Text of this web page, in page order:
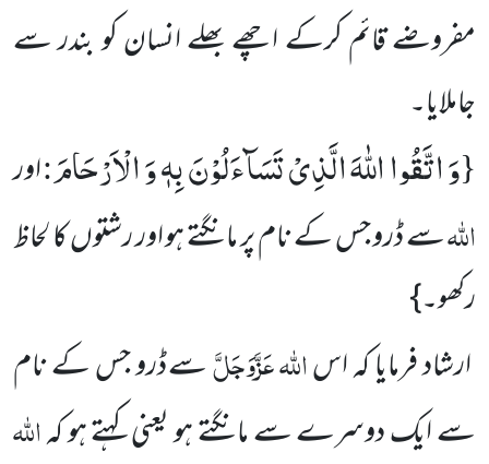
مفروضے قائم کرکے اچھے بھلے انسان کو بندر سے
جاملایا۔
{وَ اتَّقُوا اللّٰهَ الَّذِیْ تَسَآءَلُوْنَ بِهٖ وَ الْاَرْحَامَ:اور
اللہسے ڈرو جس کے نام پر مانگتے ہو اور رشتوں کا لحاظ
رکھو۔}
ارشاد فرمایا کہ اساللہعَزَّوَجَلَّسے ڈرو جس کے نام
سے ایک دوسرے سے مانگتے ہو یعنی کہتے ہو کہاللہ